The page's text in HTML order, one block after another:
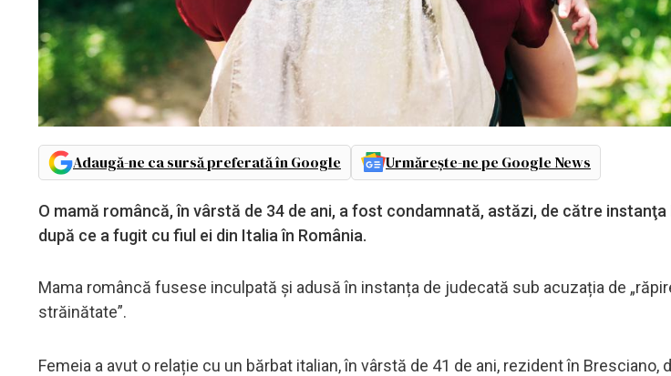
Adaugă-ne ca sursă preferată în Google Urmărește-ne pe Google News
O mamă româncă, în vârstă de 34 de ani, a fost condamnată, astăzi, de către instanţa
după ce a fugit cu fiul ei din Italia în România.
Mama româncă fusese inculpată și adusă în instanța de judecată sub acuzația de
străinătate”.
Femeia a avut o relație cu un bărbat italian, în vârstă de 41 de ani, rezident în Bresciano,